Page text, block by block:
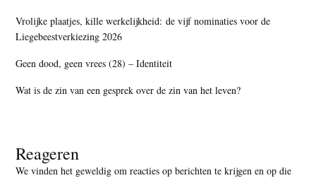
Vrolijke plaatjes, kille werkelijkheid: de vijf nominaties voor de
Liegebeestverkiezing 2026
Geen dood, geen vrees (28) – Identiteit
Wat is de zin van een gesprek over de zin van het leven?
Reageren
We vinden het geweldig om reacties op berichten te krijgen en op die